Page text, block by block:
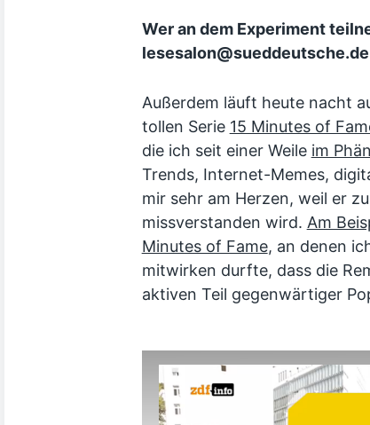
Wer an dem Experiment
Außerdem läuft heute nacht
tollen Serie 15 Minutes of
die ich seit einer Weile im
Trends, Internet-Memes,
mir sehr am Herzen, weil er
missverstanden wird. Am
Minutes of Fame, an denen
mitwirken durfte, dass die
aktiven Teil gegenwärtiger